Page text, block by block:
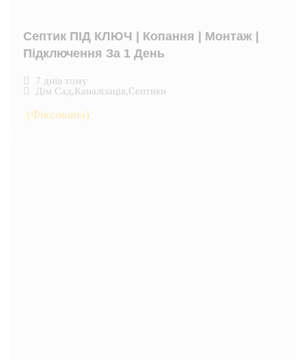
Септик ПІД КЛЮЧ | Копання | Монтаж |
Підключення За 1 День
7 днів тому
Дім Сад,Каналізація,Септики
(Фіксована)